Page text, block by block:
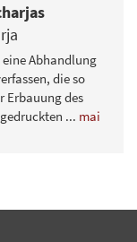
Abhandlung
die so
Erbauung des
... mai